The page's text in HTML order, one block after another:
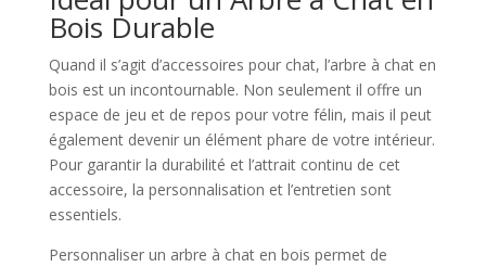
Bois Durable
Quand il s’agit d’accessoires pour chat, l’arbre à chat en
bois est un incontournable. Non seulement il offre un
espace de jeu et de repos pour votre félin, mais il peut
également devenir un élément phare de votre intérieur.
Pour garantir la durabilité et l’attrait continu de cet
accessoire, la personnalisation et l’entretien sont
essentiels.
Personnaliser un arbre à chat en bois permet de